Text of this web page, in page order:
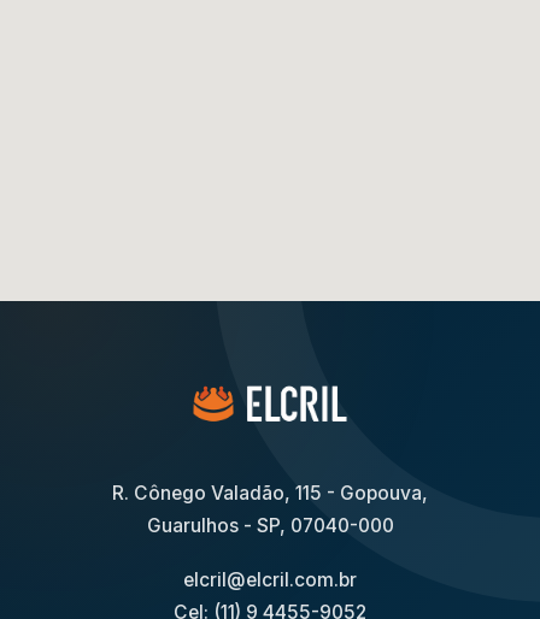
R. Cônego Valadão, 115 - Gopouva,
Guarulhos - SP, 07040-000
elcril@elcril.com.br
Cel: (11) 9 4455-9052